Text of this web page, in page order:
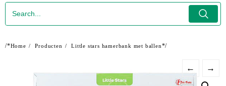
/*Home Producten Little stars hamerbank met ballen*/
← →